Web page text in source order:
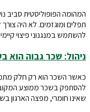
המהומה הפופוליסטית סביב
תפלים ומוגזמים. לא היה
להשתמש במנגנוני פיצוי
ניהול: שכר גבוה הוא
כאשר השכר הוא רק חלק
להסתפק בשכר ממוצע
שאינו חומרי, מפצה הארגון